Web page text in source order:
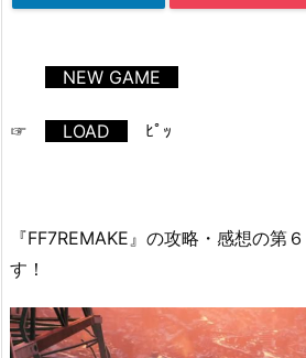
NEW GAME
☞ LOAD ﾋﾟｯ
『FF7REMAKE』の攻略・感想の第
す！